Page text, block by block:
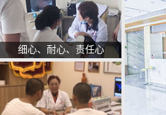
细心、耐心、责任心